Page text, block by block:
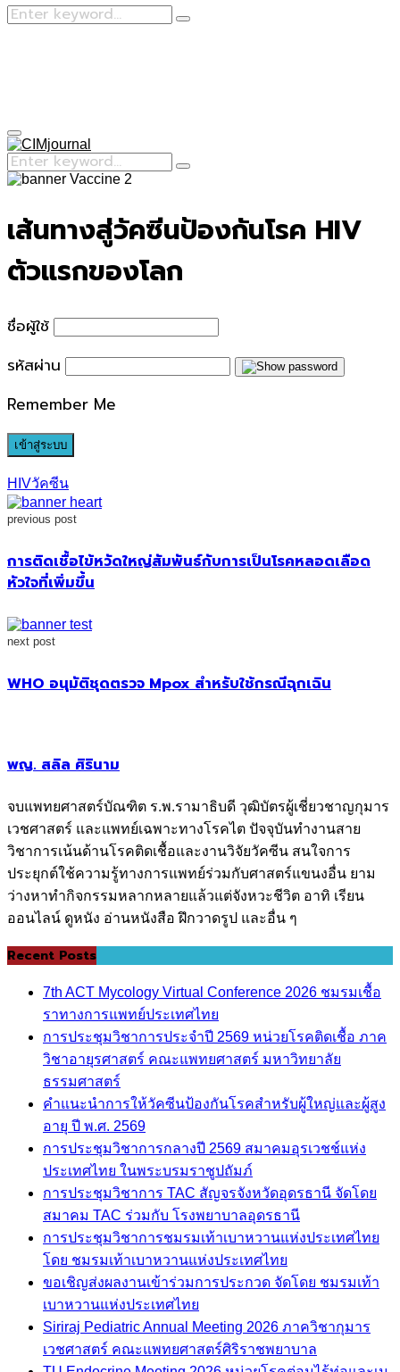
Search
Search
Primary
Menu
Search
for:
Search
เส้นทางสู่วัคซีนป้องกันโรค HIV
ตัวแรกของโลก
ชื่อผู้ใช้
รหัสผ่าน
Remember Me
HIVวัคซีน
previous post
การติดเชื้อไข้หวัดใหญ่สัมพันธ์กับการเป็นโรคหลอดเลือด
หัวใจที่เพิ่มขึ้น
next post
WHO อนุมัติชุดตรวจ Mpox สำหรับใช้กรณีฉุกเฉิน
พญ. สลิล ศิรินาม
จบแพทยศาสตร์บัณฑิต ร.พ.รามาธิบดี วุฒิบัตรผู้เชี่ยวชาญกุมาร
เวชศาสตร์ และแพทย์เฉพาะทางโรคไต ปัจจุบันทำงานสาย
วิชาการเน้นด้านโรคติดเชื้อและงานวิจัยวัคซีน สนใจการ
ประยุกต์ใช้ความรู้ทางการแพทย์ร่วมกับศาสตร์แขนงอื่น ยาม
ว่างหาทำกิจกรรมหลากหลายแล้วแต่จังหวะชีวิต อาทิ เรียน
ออนไลน์ ดูหนัง อ่านหนังสือ ฝึกวาดรูป และอื่น ๆ
Recent Posts
7th ACT Mycology Virtual Conference 2026 ชมรมเชื้อ
ราทางการแพทย์ประเทศไทย
การประชุมวิชาการประจำปี 2569 หน่วยโรคติดเชื้อ ภาค
วิชาอายุรศาสตร์ คณะแพทยศาสตร์ มหาวิทยาลัย
ธรรมศาสตร์
คำแนะนำการให้วัคซีนป้องกันโรคสำหรับผู้ใหญ่และผู้สูง
อายุ ปี พ.ศ. 2569
การประชุมวิชาการกลางปี 2569 สมาคมอุรเวชช์แห่ง
ประเทศไทย ในพระบรมราชูปถัมภ์
การประชุมวิชาการ TAC สัญจรจังหวัดอุดรธานี จัดโดย
สมาคม TAC ร่วมกับ โรงพยาบาลอุดรธานี
การประชุมวิชาการชมรมเท้าเบาหวานแห่งประเทศไทย
โดย ชมรมเท้าเบาหวานแห่งประเทศไทย
ขอเชิญส่งผลงานเข้าร่วมการประกวด จัดโดย ชมรมเท้า
เบาหวานแห่งประเทศไทย
Siriraj Pediatric Annual Meeting 2026 ภาควิชากุมาร
เวชศาสตร์ คณะแพทยศาสตร์ศิริราชพยาบาล